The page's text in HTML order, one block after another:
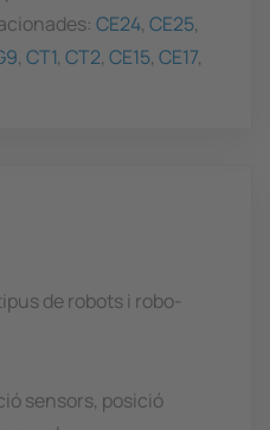
CE24, CE25,
, CT1, CT2, CE15, CE17,
de robots i robo-
sensors, posició